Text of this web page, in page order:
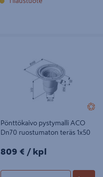
Pönttökaivo pystymalli ACO
Dn70 ruostumaton teräs 1x50
809€/kpl
809 € / kpl